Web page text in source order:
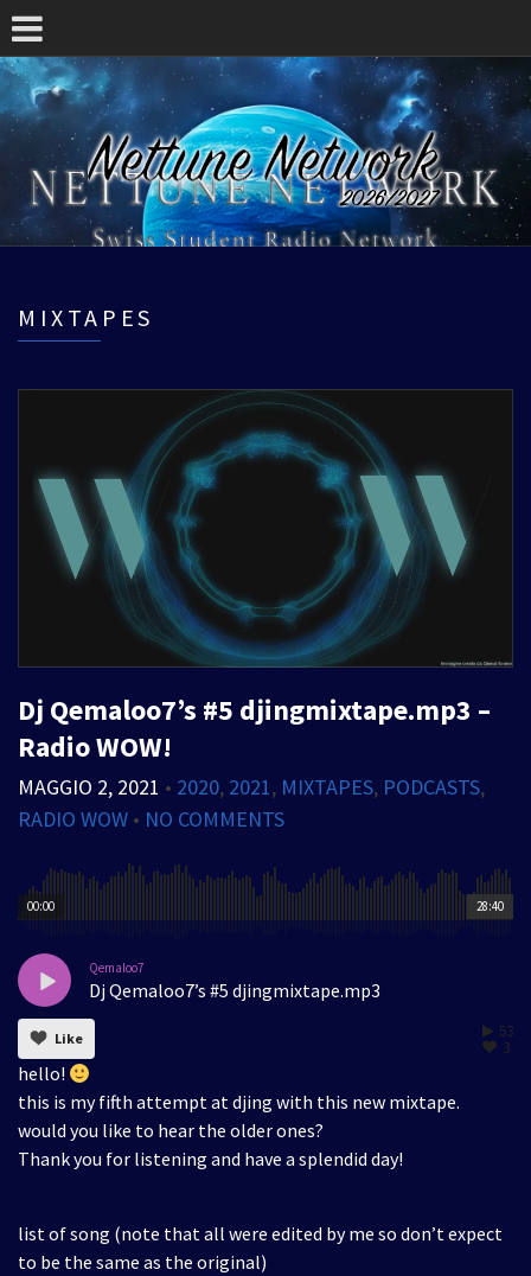
MIXTAPES
Dj Qemaloo7’s #5 djingmixtape.mp3 –
Radio WOW!
MAGGIO 2, 2021 • 2020, 2021, MIXTAPES, PODCASTS,
RADIO WOW • NO COMMENTS
28:40
00:00
Qemaloo7
Dj Qemaloo7’s #5 djingmixtape.mp3
Like 53
3
hello!
this is my fifth attempt at djing with this new mixtape.
would you like to hear the older ones?
Thank you for listening and have a splendid day!
list of song (note that all were edited by me so don’t expect
to be the same as the original)